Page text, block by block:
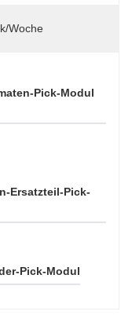
Woche
Pick-Modul
Ersatzteil-Pick-
Pick-Modul